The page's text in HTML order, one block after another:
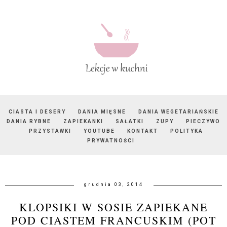
CIASTA I DESERY DANIA MIĘSNE
DANIA WEGETARIAŃSKIE
DANIA RYBNE
ZAPIEKANKI SAŁATKI ZUPY
PIECZYWO
PRZYSTAWKI
YOUTUBE KONTAKT
POLITYKA
PRYWATNOŚCI
grudnia 03, 2014
KLOPSIKI W SOSIE ZAPIEKANE
POD CIASTEM FRANCUSKIM (POT